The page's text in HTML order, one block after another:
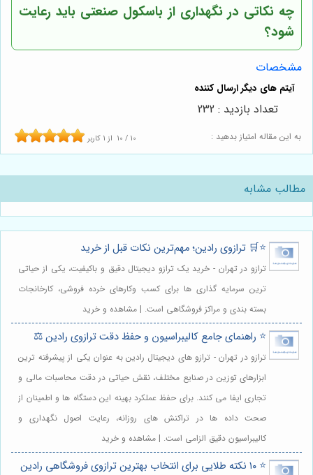
چه نکاتی در نگهداری از باسکول صنعتی باید رعایت
شود؟
مشخصات
به این مقاله امتیاز بدهید : 10 / 10 از 1 کاربر
تعداد بازدید : 232
مطالب مشابه
⭐️🛒 ترازوی رادین؛ مهم‌ترین نکات قبل از خرید
ترازو در تهران - خرید یک ترازو دیجیتال دقیق و باکیفیت، یکی از حیاتی
ترین سرمایه گذاری ها برای کسب وکارهای خرده فروشی، کارخانجات
بسته بندی و مراکز فروشگاهی است. | مشاهده و خرید
⭐️ راهنمای جامع کالیبراسیون و حفظ دقت ترازوی رادین ⚖️
ترازو در تهران - ترازو های دیجیتال رادین به عنوان یکی از پیشرفته ترین
ابزارهای توزین در صنایع مختلف، نقش حیاتی در دقت محاسبات مالی و
تجاری ایفا می کنند. برای حفظ عملکرد بهینه این دستگاه ها و اطمینان از
صحت داده ها در تراکنش های روزانه، رعایت اصول نگهداری و
کالیبراسیون دقیق الزامی است. | مشاهده و خرید
⭐️ ۱۰ نکته طلایی برای انتخاب بهترین ترازوی فروشگاهی رادین